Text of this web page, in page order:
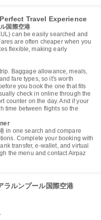
Travel Experience
国際空港
can be easily searched and
are often cheaper when you
flexible, making early
Baggage allowance, meals,
fare types, so it's worth
you book the one that fits
check in online through the
counter on the day. And if your
time between flights so the
in one search and compare
Complete your booking with
transfer, e-wallet, and virtual
the menu and contact Airpaz
ルンプール国際空港